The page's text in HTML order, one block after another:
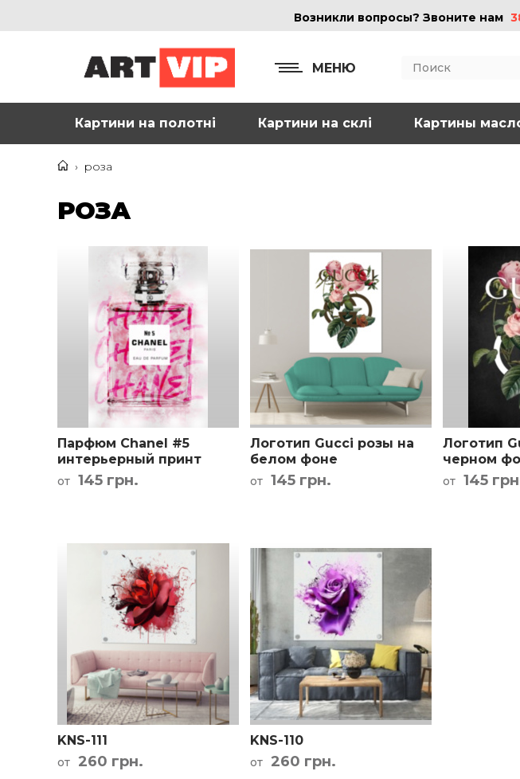
Возникли вопросы? Звоните нам
МЕНЮ
Картини на полотні Картини на склі Картины
› роза
РОЗА
Парфюм Chanel #5
интерьерный принт
от 145 грн.
Логотип Gucci розы на
белом фоне
от 145 грн.
Логотип
черном
от 145
KNS-111
от 260 грн.
KNS-110
от 260 грн.
КОНТАКТЫ
Адрес
г. Харьков, ул.
Смольная 32 (3 этаж),
м. Спортивная
Карта проезда